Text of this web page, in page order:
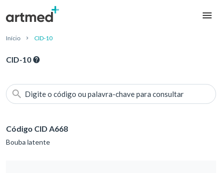
Início CID-10
CID-10
Digite o código ou palavra-chave para consultar
Código CID A668
Bouba latente